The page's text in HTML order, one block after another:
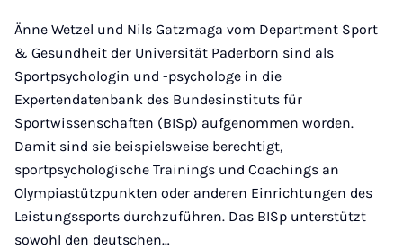
Änne Wetzel und Nils Gatzmaga vom Department Sport
& Gesundheit der Universität Paderborn sind als
Sportpsychologin und -psychologe in die
Expertendatenbank des Bundesinstituts für
Sportwissenschaften (BISp) aufgenommen worden.
Damit sind sie beispielsweise berechtigt,
sportpsychologische Trainings und Coachings an
Olympiastützpunkten oder anderen Einrichtungen des
Leistungssports durchzuführen. Das BISp unterstützt
sowohl den deutschen…